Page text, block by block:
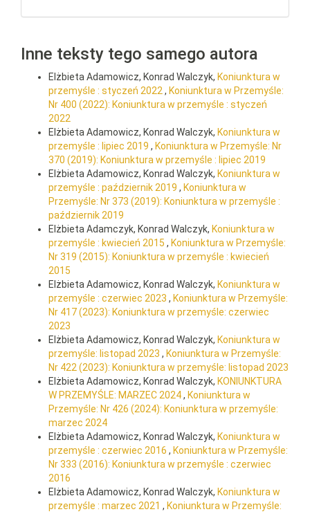
Inne teksty tego samego autora
Elżbieta Adamowicz, Konrad Walczyk, Koniunktura w
przemyśle : styczeń 2022 , Koniunktura w Przemyśle:
Nr 400 (2022): Koniunktura w przemyśle : styczeń
2022
Elżbieta Adamowicz, Konrad Walczyk, Koniunktura w
przemyśle : lipiec 2019 , Koniunktura w Przemyśle: Nr
370 (2019): Koniunktura w przemyśle : lipiec 2019
Elżbieta Adamowicz, Konrad Walczyk, Koniunktura w
przemyśle : październik 2019 , Koniunktura w
Przemyśle: Nr 373 (2019): Koniunktura w przemyśle :
październik 2019
Elżbieta Adamczyk, Konrad Walczyk, Koniunktura w
przemyśle : kwiecień 2015 , Koniunktura w Przemyśle:
Nr 319 (2015): Koniunktura w przemyśle : kwiecień
2015
Elżbieta Adamowicz, Konrad Walczyk, Koniunktura w
przemyśle : czerwiec 2023 , Koniunktura w Przemyśle:
Nr 417 (2023): Koniunktura w przemyśle: czerwiec
2023
Elżbieta Adamowicz, Konrad Walczyk, Koniunktura w
przemyśle: listopad 2023 , Koniunktura w Przemyśle:
Nr 422 (2023): Koniunktura w przemyśle: listopad 2023
Elżbieta Adamowicz, Konrad Walczyk, KONIUNKTURA
W PRZEMYŚLE: MARZEC 2024, Koniunktura w
Przemyśle: Nr 426 (2024): Koniunktura w przemyśle:
marzec 2024
Elżbieta Adamowicz, Konrad Walczyk, Koniunktura w
przemyśle : czerwiec 2016 , Koniunktura w Przemyśle:
Nr 333 (2016): Koniunktura w przemyśle : czerwiec
2016
Elżbieta Adamowicz, Konrad Walczyk, Koniunktura w
przemyśle : marzec 2021 , Koniunktura w Przemyśle: